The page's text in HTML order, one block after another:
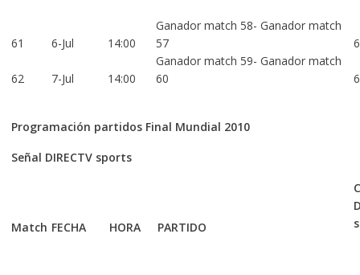
61 6-Jul 14:00
Ganador match 58- Ganador match
57
62 7-Jul 14:00
Ganador match 59- Ganador match
60
Programación partidos Final Mundial 2010
Señal DIRECTV sports
Match FECHA HORA PARTIDO